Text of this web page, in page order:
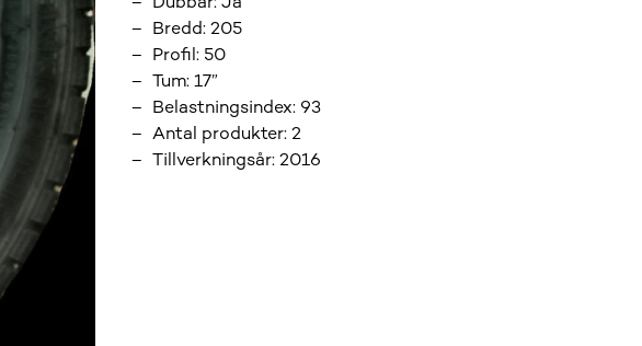
Bredd:205
Profil: 50
Tum:17”
Belastningsindex: 93
Antal produkter:2
Tillverkningsår:2016